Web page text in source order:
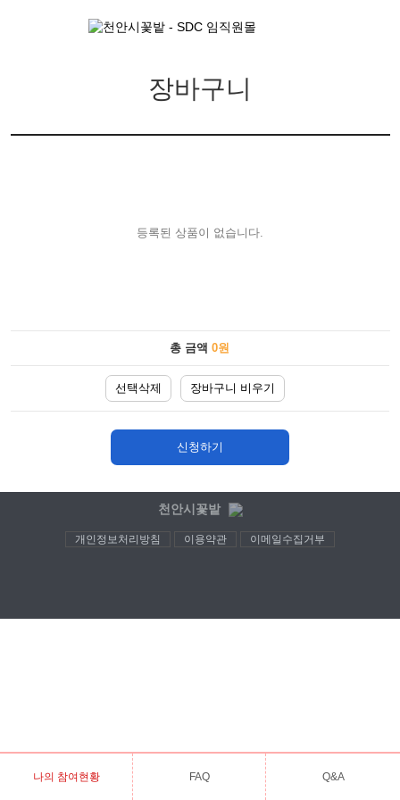
장바구니
등록된 상품이 없습니다.
총 금액 0원
신청하기
천안시꽃밭
개인정보처리방침 이용약관 이메일수집거부
나의 참여현황 FAQ Q&A